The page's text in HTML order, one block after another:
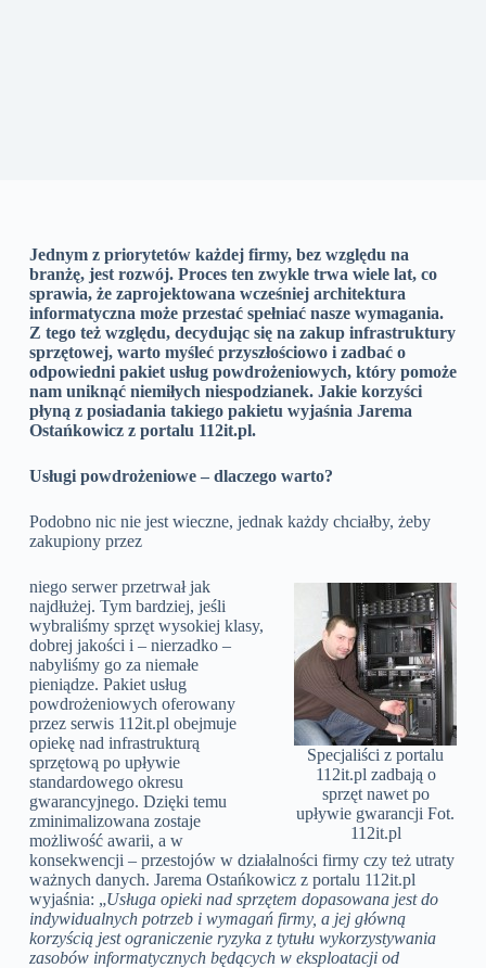
Jednym z priorytetów każdej firmy, bez względu na
branżę, jest rozwój. Proces ten zwykle trwa wiele lat, co
sprawia, że zaprojektowana wcześniej architektura
informatyczna może przestać spełniać nasze wymagania.
Z tego też względu, decydując się na zakup infrastruktury
sprzętowej, warto myśleć przyszłościowo i zadbać o
odpowiedni pakiet usług powdrożeniowych, który pomoże
nam uniknąć niemiłych niespodzianek. Jakie korzyści
płyną z posiadania takiego pakietu wyjaśnia Jarema
Ostańkowicz z portalu 112it.pl.
Usługi powdrożeniowe – dlaczego warto?
Podobno nic nie jest wieczne, jednak każdy chciałby, żeby
zakupiony przez
Specjaliści z portalu
112it.pl zadbają o
sprzęt nawet po
upływie gwarancji Fot.
112it.pl
niego serwer przetrwał jak
najdłużej. Tym bardziej, jeśli
wybraliśmy sprzęt wysokiej klasy,
dobrej jakości i – nierzadko –
nabyliśmy go za niemałe
pieniądze. Pakiet usług
powdrożeniowych oferowany
przez serwis 112it.pl obejmuje
opiekę nad infrastrukturą
sprzętową po upływie
standardowego okresu
gwarancyjnego. Dzięki temu
zminimalizowana zostaje
możliwość awarii, a w
konsekwencji – przestojów w działalności firmy czy też utraty
ważnych danych. Jarema Ostańkowicz z portalu 112it.pl
wyjaśnia: „Usługa opieki nad sprzętem dopasowana jest do
indywidualnych potrzeb i wymagań firmy, a jej główną
korzyścią jest ograniczenie ryzyka z tytułu wykorzystywania
zasobów informatycznych będących w eksploatacji od